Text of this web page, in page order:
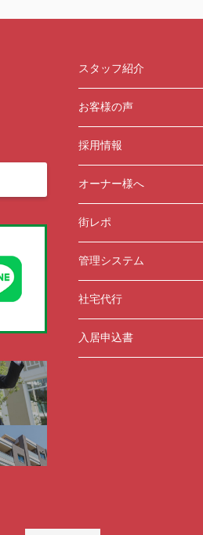
スタッフ紹介
お客様の声
採用情報
オーナー様へ
街レポ
管理システム
社宅代行
入居申込書